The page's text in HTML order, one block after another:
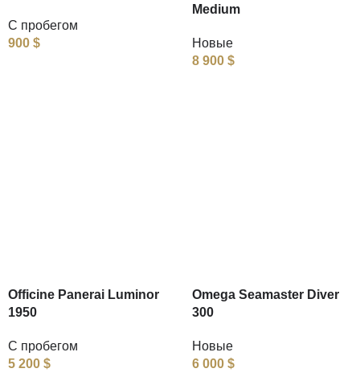
С пробегом
900 $
Medium
Новые
8 900 $
Officine Panerai Luminor
1950
С пробегом
5 200 $
Omega Seamaster Diver
300
Новые
6 000 $